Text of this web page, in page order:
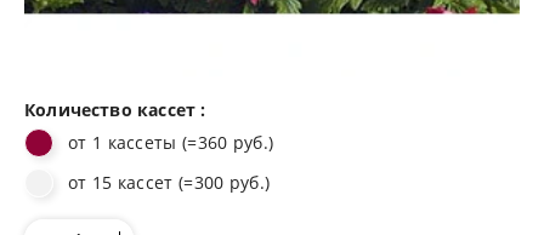
Количество кассет :
от 1 кассеты (=360 руб.)
от 15 кассет (=300 руб.)